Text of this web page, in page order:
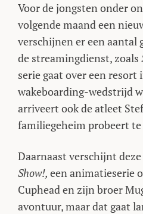
Voor de jongsten onder
volgende maand een
verschijnen er een aantal
de streamingdienst, zoals
serie gaat over een
wakeboarding-wedstrijd
arriveert ook de atleet
familiegeheim probeert
Daarnaast verschijnt
Show!, een animatieserie
Cuphead en zijn broer
avontuur, maar dat gaat